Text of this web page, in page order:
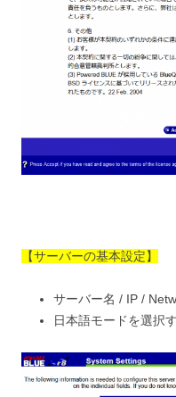
【サーバーの基本設定】
サーバー名 / IP /
日本語モードを選択